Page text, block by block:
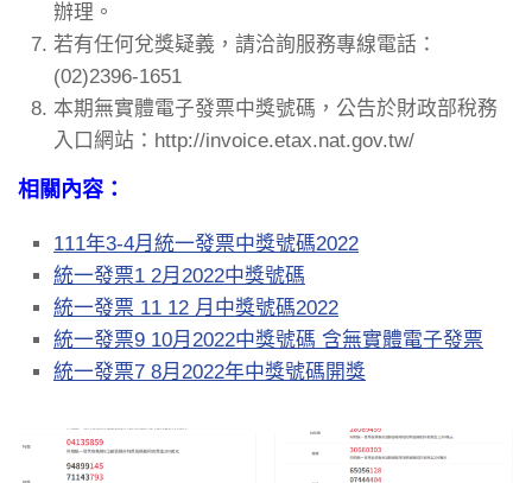
辦理。
若有任何兌獎疑義，請洽詢服務專線電話：
(02)2396-1651
本期無實體電子發票中獎號碼，公告於財政部稅務
入口網站：http://invoice.etax.nat.gov.tw/
相關內容：
111年3-4月統一發票中獎號碼2022
統一發票1 2月2022中獎號碼
統一發票 11 12 月中獎號碼2022
統一發票9 10月2022中獎號碼 含無實體電子發票
統一發票7 8月2022年中獎號碼開獎